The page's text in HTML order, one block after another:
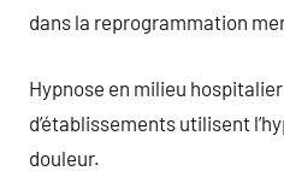
dans la reprogrammation
Hypnose en milieu
d’établissements utilisent
douleur.